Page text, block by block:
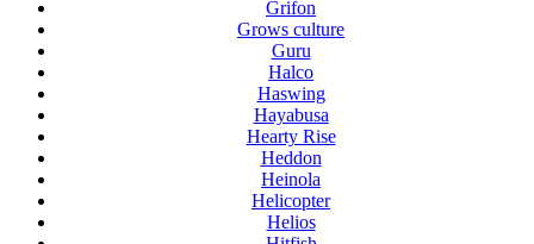
Grifon
Grows culture
Guru
Halco
Haswing
Hayabusa
Hearty Rise
Heddon
Heinola
Helicopter
Helios